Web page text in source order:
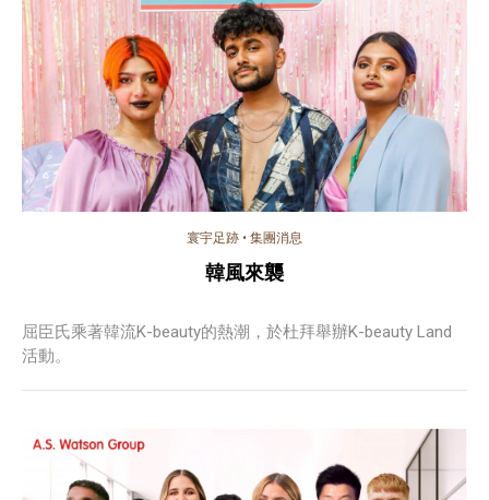
寰宇足跡 • 集團消息
韓風來襲
屈臣氏乘著韓流K-beauty的熱潮，於杜拜舉辦K-beauty Land
活動。